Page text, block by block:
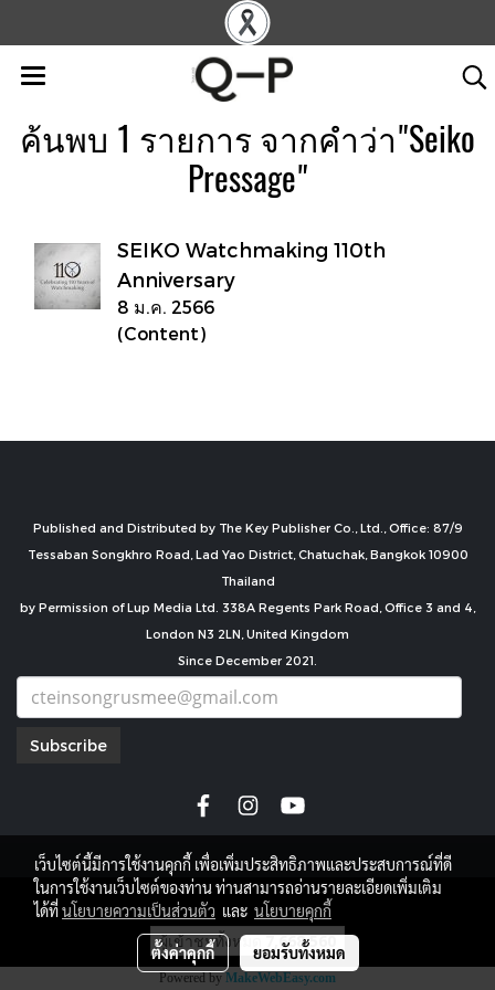
ค้นพบ 1 รายการ จากคำว่า"Seiko
Pressage"
SEIKO Watchmaking 110th
Anniversary
8 ม.ค. 2566
(Content)
Published and Distributed by The Key Publisher Co., Ltd., Office: 87/9
Tessaban Songkhro Road, Lad Yao District, Chatuchak, Bangkok 10900
Thailand
by Permission of Lup Media Ltd. 338A Regents Park Road, Office 3 and 4,
London N3 2LN, United Kingdom
Since December 2021.
Subscribe
copyright by
ผู้เข้าชมทั้งหมด7,668,560
Powered byMakeWebEasy.com
เว็บไซต์นี้มีการใช้งานคุกกี้ เพื่อเพิ่มประสิทธิภาพและประสบการณ์ที่ดี
ในการใช้งานเว็บไซต์ของท่าน ท่านสามารถอ่านรายละเอียดเพิ่มเติม
ได้ที่นโยบายความเป็นส่วนตัว และ นโยบายคุกกี้
ตั้งค่าคุกกี้ ยอมรับทั้งหมด